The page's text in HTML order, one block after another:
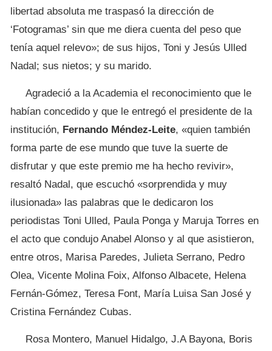
libertad absoluta me traspasó la dirección de
‘Fotogramas’ sin que me diera cuenta del peso que
tenía aquel relevo»; de sus hijos, Toni y Jesús Ulled
Nadal; sus nietos; y su marido.
Agradeció a la Academia el reconocimiento que le
habían concedido y que le entregó el presidente de la
institución, Fernando Méndez-Leite, «quien también
forma parte de ese mundo que tuve la suerte de
disfrutar y que este premio me ha hecho revivir»,
resaltó Nadal, que escuchó «sorprendida y muy
ilusionada» las palabras que le dedicaron los
periodistas Toni Ulled, Paula Ponga y Maruja Torres en
el acto que condujo Anabel Alonso y al que asistieron,
entre otros, Marisa Paredes, Julieta Serrano, Pedro
Olea, Vicente Molina Foix, Alfonso Albacete, Helena
Fernán-Gómez, Teresa Font, María Luisa San José y
Cristina Fernández Cubas.
Rosa Montero, Manuel Hidalgo, J.A Bayona, Boris